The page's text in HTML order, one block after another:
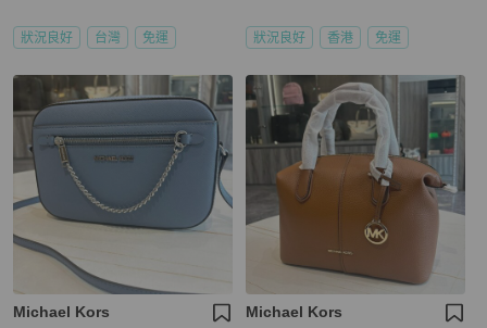
狀況良好 台灣 免運 狀況良好 香港 免運
Michael Kors Michael Kors